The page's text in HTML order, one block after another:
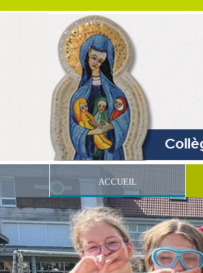
ACCUEIL